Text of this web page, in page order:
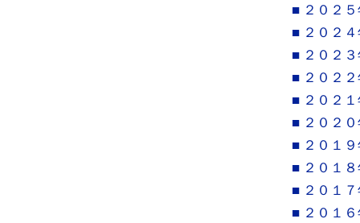
■ ２０２
■ ２０２
■ ２０２
■ ２０２
■ ２０２
■ ２０２
■ ２０１
■ ２０１
■ ２０１
■ ２０１